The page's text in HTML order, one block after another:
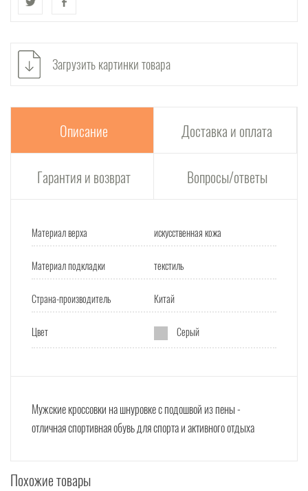
Загрузить картинки товара
Описание Доставка и оплата
Гарантия и возврат Вопросы/ответы
Материал верха искусственная кожа
Материал подкладки текстиль
Страна-производитель Китай
Цвет Серый
Мужские кроссовки на шнуровке с подошвой из пены -
отличная спортивная обувь для спорта и активного отдыха
Похожие товары